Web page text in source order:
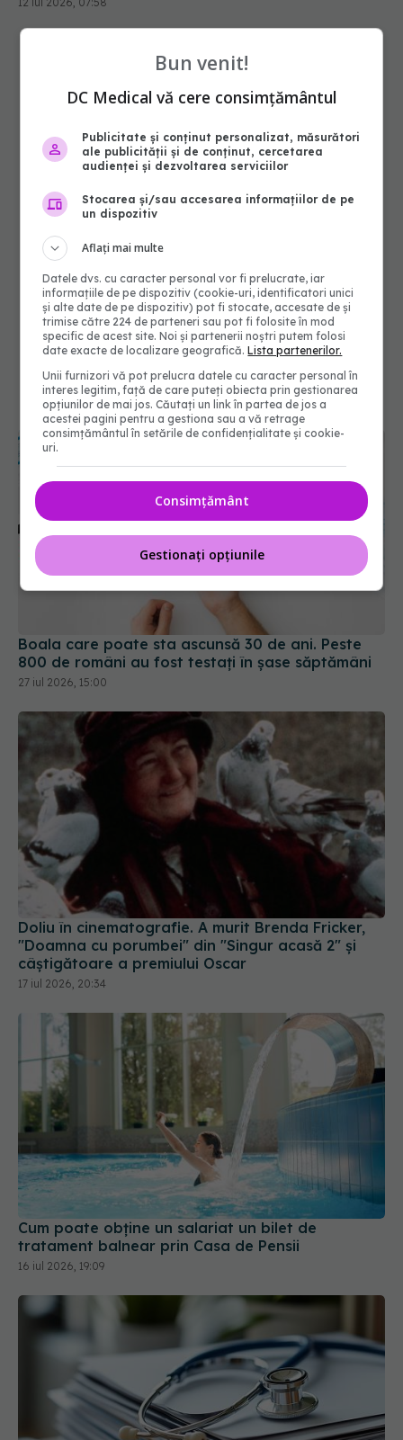
Boala care poate sta ascunsă 30 de ani. Peste
800 de români au fost testați în șase săptămâni
27 iul 2026, 15:00
Doliu în cinematografie. A murit Brenda Fricker,
"Doamna cu porumbei" din "Singur acasă 2" și
câștigătoare a premiului Oscar
17 iul 2026, 20:34
Cum poate obține un salariat un bilet de
tratament balnear prin Casa de Pensii
16 iul 2026, 19:09
Bun venit!
DC Medical vă cere consimțământul
Publicitate și conținut personalizat, măsurători
ale publicității și de conținut, cercetarea
audienței și dezvoltarea serviciilor
Stocarea și/sau accesarea informațiilor de pe
un dispozitiv
Aflați mai multe
Datele dvs. cu caracter personal vor fi prelucrate, iar
informațiile de pe dispozitiv (cookie-uri, identificatori unici
și alte date de pe dispozitiv) pot fi stocate, accesate de și
trimise către 224 de parteneri sau pot fi folosite în mod
specific de acest site. Noi și partenerii noștri putem folosi
date exacte de localizare geografică.Lista partenerilor.
Unii furnizori vă pot prelucra datele cu caracter personal în
interes legitim, față de care puteți obiecta prin gestionarea
opțiunilor de mai jos. Căutați un link în partea de jos a
acestei pagini pentru a gestiona sau a vă retrage
consimțământul în setările de confidențialitate și cookie-
uri.
Consimțământ
Gestionați opțiunile